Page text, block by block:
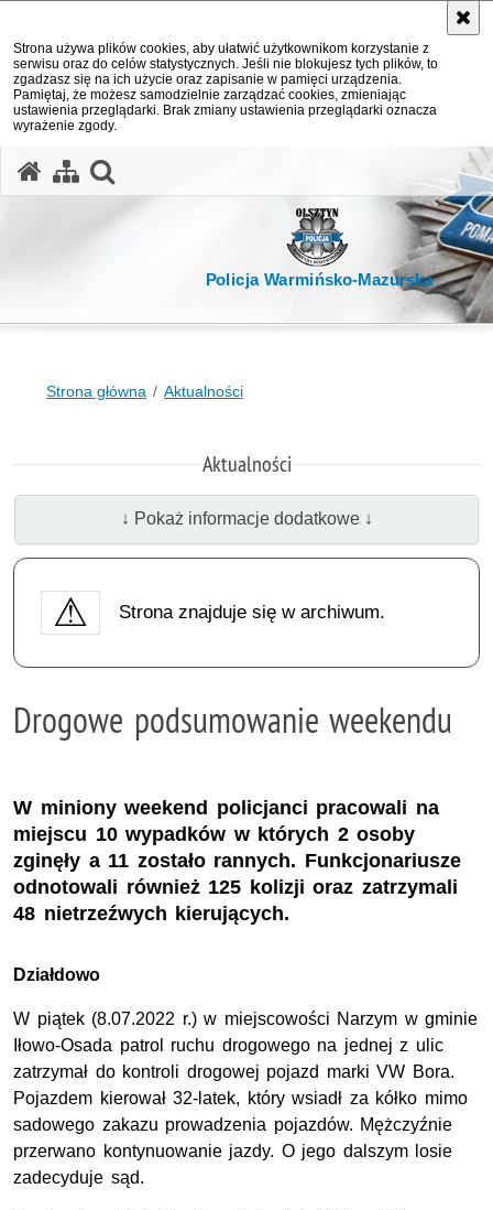
Strona używa plików cookies, aby ułatwić użytkownikom korzystanie z
serwisu oraz do celów statystycznych. Jeśli nie blokujesz tych plików, to
zgadzasz się na ich użycie oraz zapisanie w pamięci urządzenia.
Pamiętaj, że możesz samodzielnie zarządzać cookies, zmieniając
ustawienia przeglądarki. Brak zmiany ustawienia przeglądarki oznacza
wyrażenie zgody.
Policja Warmińsko-Mazurska
Strona główna Aktualności
Aktualności
↓ Pokaż informacje dodatkowe ↓
Strona znajduje się w archiwum.
Drogowe podsumowanie weekendu
W miniony weekend policjanci pracowali na
miejscu 10 wypadków w których 2 osoby
zginęły a 11 zostało rannych. Funkcjonariusze
odnotowali również 125 kolizji oraz zatrzymali
48 nietrzeźwych kierujących.
Działdowo
W piątek (8.07.2022 r.) w miejscowości Narzym w gminie
Iłowo-Osada patrol ruchu drogowego na jednej z ulic
zatrzymał do kontroli drogowej pojazd marki VW Bora.
Pojazdem kierował 32-latek, który wsiadł za kółko mimo
sadowego zakazu prowadzenia pojazdów. Mężczyźnie
przerwano kontynuowanie jazdy. O jego dalszym losie
zadecyduje sąd.